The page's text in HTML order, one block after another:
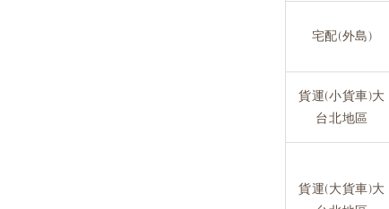
宅配(外島)
貨運(小貨車)大
台北地區
貨運(大貨車)大